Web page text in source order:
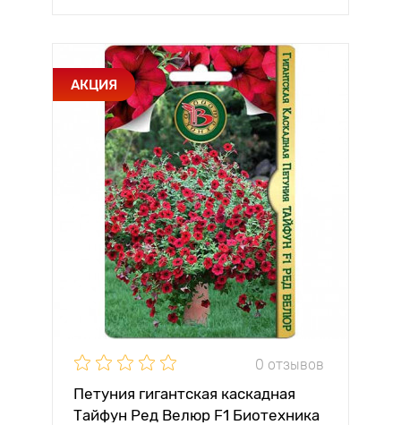
АКЦИЯ
0 отзывов
Петуния гигантская каскадная
Тайфун Ред Велюр F1 Биотехника